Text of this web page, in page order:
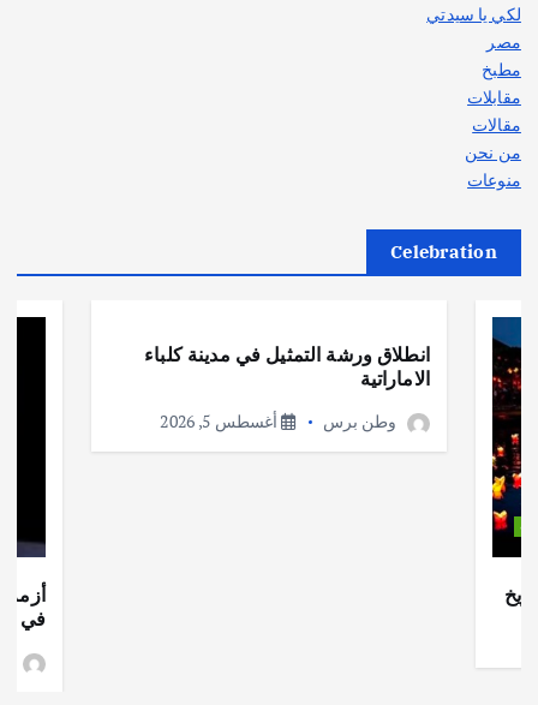
لكي يا سيدتي
مصر
مطبخ
مقابلات
مقالات
من نحن
منوعات
Celebration
انطلاق ورشة التمثيل في مدينة كلباء
الاماراتية
وطن برس أغسطس 5, 2026
أزمة
في